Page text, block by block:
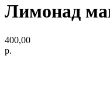
Лимонад
400,00
р.